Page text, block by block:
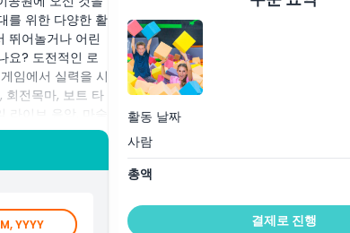
를 위한 다양한 활
뛰어놀거나 어린
요? 도전적인 로
임에서 실력을 시
회전목마, 보트 타
이브 음악, 마술
! 모험, 웃음 또는
YYYY
활동 날짜
사람
총액
결제로 진행